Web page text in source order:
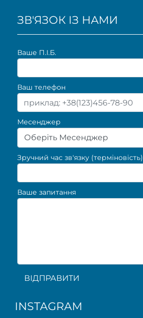
ЗВ'ЯЗОК ІЗ НАМИ
Ваше П.I.Б.
Ваш телефон
Месенджер
Оберіть Месенджер
Зручний час зв'язку (терміновість)
Ваше запитання
ВІДПРАВИТИ
INSTAGRAM